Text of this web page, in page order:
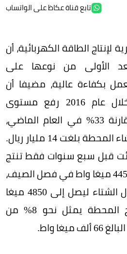
تابع قناة عكاظ على الواتساب
الطاقة الكهربائية، أن
الأولى من نوعها على
بكفاءة عالية، مضيفا أن
المحطة استطاعت خلال عام 2016 رفع مستوى
الكفاءة إلى 54% مقارنة 33% في العام الماضي،
لافتا إلى أن تكلفة إنشاء المحطة بلغت 14 مليار ريال.
قبل سبع سنوات فقط تنتج
وفقا لآخر الإحصاءات 4457 ميغا واط في فصل الصيف،
فيما يرتفع الإنتاج خلال الشتاء ليصل إلى 4850 ميغا
واط، مضيفا، أن إنتاج المحطة يمثل نحو 8% من
واط.